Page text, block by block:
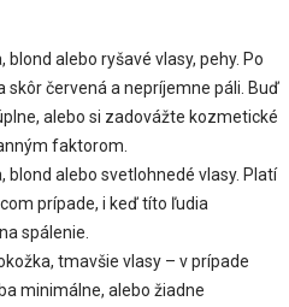
blond alebo ryšavé vlasy, pehy. Po
skôr červená a nepríjemne páli. Buď
alebo si zadovážte kozmetické
faktorom.
blond alebo svetlohnedé vlasy. Platí
prípade, i keď títo ľudia
spálenie.
tmavšie vlasy – v prípade
minimálne, alebo žiadne